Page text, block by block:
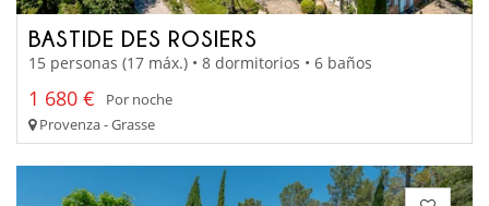
BASTIDE DES ROSIERS
15 personas (17 máx.) • 8 dormitorios • 6 baños
1 680 €
Por noche
Provenza - Grasse